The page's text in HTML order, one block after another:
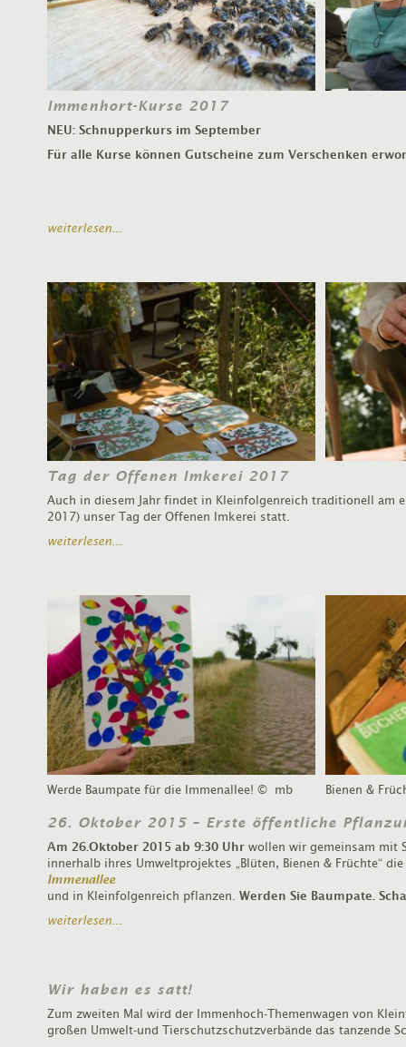
Immenhort-Kurse 2017
NEU: Schnupperkurs im September
Für alle Kurse können Gutscheine zum Verschenken
weiterlesen...
Tag der Offenen Imkerei 2017
Auch in diesem Jahr findet in Kleinfolgenreich traditionell am
2017) unser Tag der Offenen Imkerei statt.
weiterlesen...
Werde Baumpate für die Immenallee! © mb Bienen &
26. Oktober 2015 – Erste öffentliche
Am 26.Oktober 2015 ab 9:30 Uhr wollen wir gemeinsam mit
innerhalb ihres Umweltprojektes „Blüten, Bienen & Früchte“
Immenallee
und in Kleinfolgenreich pflanzen. Werden Sie Baumpate.
weiterlesen...
Wir haben es satt!
Zum zweiten Mal wird der Immenhoch-Themenwagen von
großen Umwelt-und Tierschutzschutzverbände das tanzende